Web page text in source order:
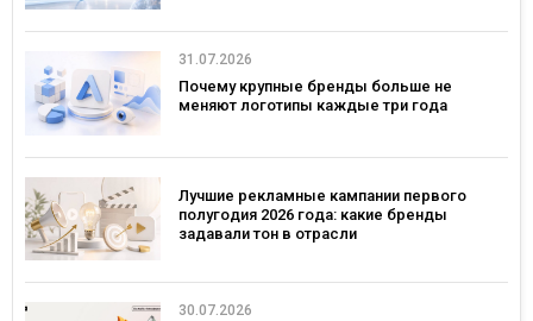
31.07.2026
Почему крупные бренды больше не
меняют логотипы каждые три года
Лучшие рекламные кампании первого
полугодия 2026 года: какие бренды
задавали тон в отрасли
30.07.2026